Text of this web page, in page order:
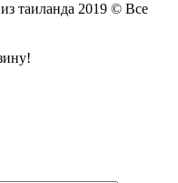
из таиланда 2019 © Все